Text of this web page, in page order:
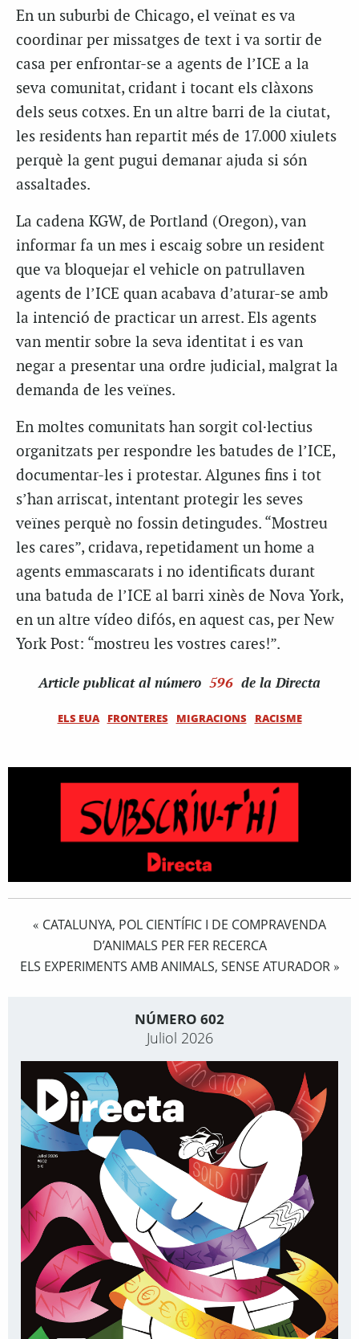
En un suburbi de Chicago, el veïnat es va
coordinar per missatges de text i va sortir de
casa per enfrontar-se a agents de l’ICE a la
seva comunitat, cridant i tocant els clàxons
dels seus cotxes. En un altre barri de la ciutat,
les residents han repartit més de 17.000 xiulets
perquè la gent pugui demanar ajuda si són
assaltades.
La cadena KGW, de Portland (Oregon), van
informar fa un mes i escaig sobre un resident
que va bloquejar el vehicle on patrullaven
agents de l’ICE quan acabava d’aturar-se amb
la intenció de practicar un arrest. Els agents
van mentir sobre la seva identitat i es van
negar a presentar una ordre judicial, malgrat la
demanda de les veïnes.
En moltes comunitats han sorgit col·lectius
organitzats per respondre les batudes de l’ICE,
documentar-les i protestar. Algunes fins i tot
s’han arriscat, intentant protegir les seves
veïnes perquè no fossin detingudes. “Mostreu
les cares”, cridava, repetidament un home a
agents emmascarats i no identificats durant
una batuda de l’ICE al barri xinès de Nova York,
en un altre vídeo difós, en aquest cas, per New
York Post: “mostreu les vostres cares!”.
Article publicat al número 596 de la Directa
ELS EUA FRONTERES MIGRACIONS RACISME
« CATALUNYA, POL CIENTÍFIC I DE COMPRAVENDA
D’ANIMALS PER FER RECERCA
ELS EXPERIMENTS AMB ANIMALS, SENSE ATURADOR»
NÚMERO 602
Juliol 2026